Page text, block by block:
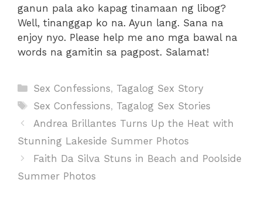
ganun pala ako kapag tinamaan ng libog?
Well, tinanggap ko na. Ayun lang. Sana na
enjoy nyo. Please help me ano mga bawal na
words na gamitin sa pagpost. Salamat!
Categories
Sex Confessions, Tagalog Sex Story
Tags
Sex Confessions, Tagalog Sex Stories
Andrea Brillantes Turns Up the Heat with
Stunning Lakeside Summer Photos
Faith Da Silva Stuns in Beach and Poolside
Summer Photos